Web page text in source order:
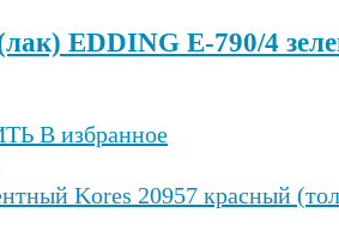
EDDING E-790/4
В избранное